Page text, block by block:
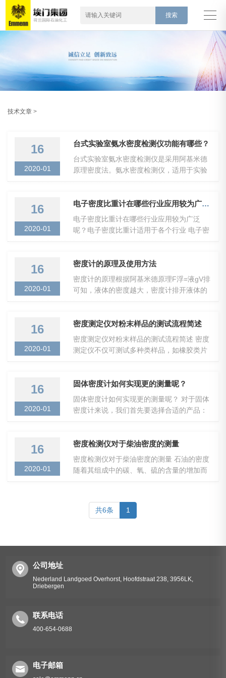
技术文章 >
16
2020-01
台式实验室氨水密度检测仪功能有哪些？
台式实验室氨水密度检测仪是采用阿基米德
原理密度法。氨水密度检测仪，适用于实验
室以及各种工业环境和特殊环境中的氨气浓
16
2020-01
电子密度比重计在哪些行业应用较为广泛呢？
电子密度比重计在哪些行业应用较为广泛
呢？电子密度比重计适用于各个行业 电子密
度比重计是由阿基米德原理相结合而研发出
16
2020-01
密度计的原理及使用方法
密度计的原理根据阿基米德原理F浮=液gV排
可知，液体的密度越大，密度计排开液体的
体积就越小。利用了物体的浮沉条件，让密
16
2020-01
密度测定仪对粉末样品的测试流程简述
密度测定仪对粉末样品的测试流程简述 密度
测定仪不仅可测试多种类样品，如橡胶类片
材/颗粒/成品、金属制品，也可以测试不同
16
2020-01
固体密度计如何实现更的测量呢？
固体密度计如何实现更的测量呢？ 对于固体
密度计来说，我们首先要选择合适的产品：
1.根据自己的使用环境来选择； 2.测量...
16
2020-01
密度检测仪对于柴油密度的测量
密度检测仪对于柴油密度的测量 石油的密度
随着其组成中的碳、氧、硫的含量的增加而
增大。由于密度随温度的升高而减小，我国
共6条 1
公司地址
Nederland Landgoed Overhorst, Hoofdstraat 238, 3956LK,
Driebergen
联系电话
400-654-0688
电子邮箱